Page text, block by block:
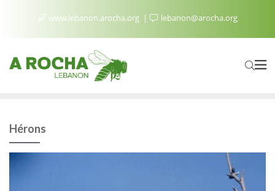
www.lebanon.arocha.org lebanon@arocha.org
Hérons